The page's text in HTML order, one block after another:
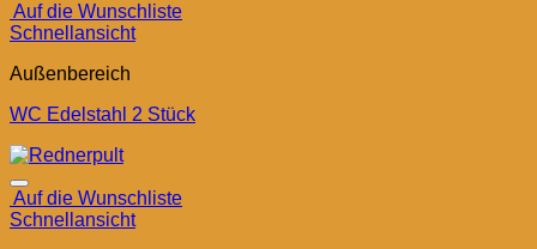
Auf die Wunschliste
Schnellansicht
Außenbereich
WC Edelstahl 2 Stück
Auf die Wunschliste
Schnellansicht